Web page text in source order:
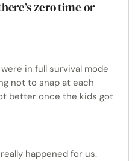
zero time or
in full survival mode
not to snap at each
better once the kids got
happened for us.